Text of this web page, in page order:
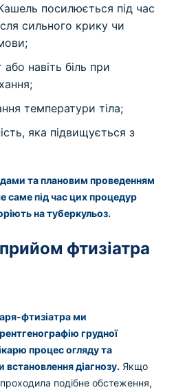
посилюється під час
сильного крику чи
навіть біль при
температури тіла;
яка підвищується з
та плановим проведенням
саме під час цих процедур
на туберкульоз.
фтизіатра
фтизіатрами
грудної
процес огляду та
діагнозу. Якщо
подібне обстеження,